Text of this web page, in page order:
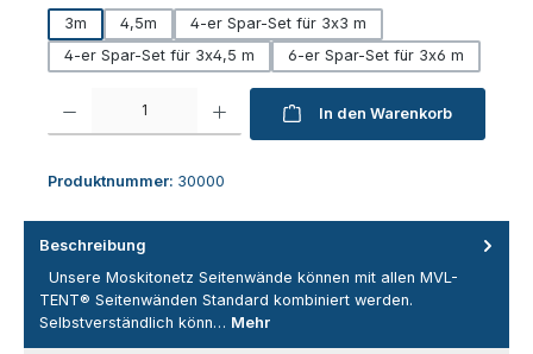
3m
4,5m
4-er Spar-Set für 3x3 m
4-er Spar-Set für 3x4,5 m
6-er Spar-Set für 3x6 m
Produkt Anzahl: Gib den gewünschten Wert ein oder benutze die
In den Warenkorb
Produktnummer: 30000
Beschreibung
Unsere Moskitonetz Seitenwände können mit allen MVL-
TENT® Seitenwänden Standard kombiniert werden.
Selbstverständlich könn… Mehr